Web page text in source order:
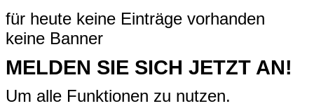
für heute keine Einträge vorhanden
keine Banner
MELDEN SIE SICH JETZT AN!
Um alle Funktionen zu nutzen.